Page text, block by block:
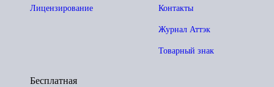
Контакты
Журнал Аттэк
Товарный знак
Лицензирование
Бесплатная